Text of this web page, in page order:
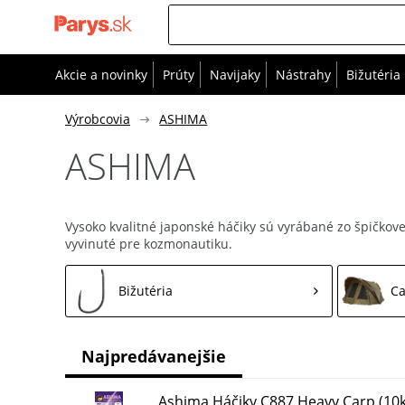
Akcie a novinky Prúty Navijaky Nástrahy Bižutéria
Výrobcovia ASHIMA
ASHIMA
Vysoko kvalitné japonské háčiky sú vyrábané zo
vyvinuté pre kozmonautiku.
Bižutéria
Najpredávanejšie